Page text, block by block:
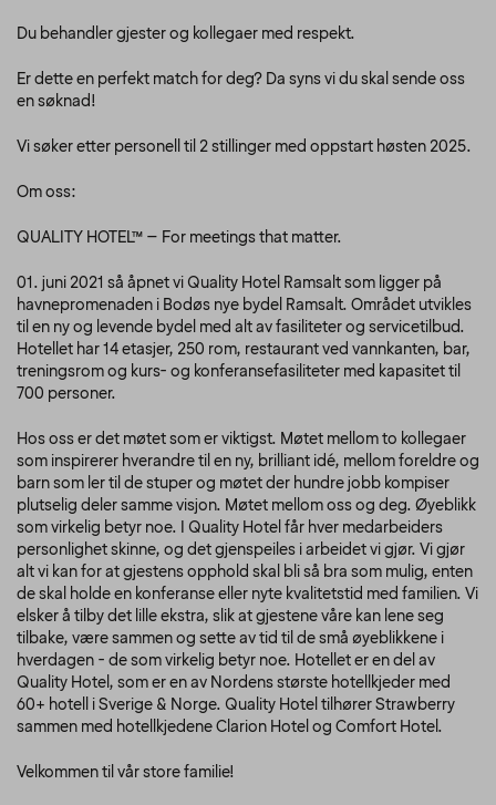
Du behandler gjester og kollegaer med respekt.
Er dette en perfekt match for deg? Da syns vi du skal sende oss
en søknad!
Vi søker etter personell til 2 stillinger med oppstart høsten 2025.
Om oss:
QUALITY HOTEL™ – For meetings that matter.
01. juni 2021 så åpnet vi Quality Hotel Ramsalt som ligger på
havnepromenaden i Bodøs nye bydel Ramsalt. Området utvikles
til en ny og levende bydel med alt av fasiliteter og servicetilbud.
Hotellet har 14 etasjer, 250 rom, restaurant ved vannkanten, bar,
treningsrom og kurs- og konferansefasiliteter med kapasitet til
700 personer.
Hos oss er det møtet som er viktigst. Møtet mellom to kollegaer
som inspirerer hverandre til en ny, brilliant idé, mellom foreldre og
barn som ler til de stuper og møtet der hundre jobb kompiser
plutselig deler samme visjon. Møtet mellom oss og deg. Øyeblikk
som virkelig betyr noe. I Quality Hotel får hver medarbeiders
personlighet skinne, og det gjenspeiles i arbeidet vi gjør. Vi gjør
alt vi kan for at gjestens opphold skal bli så bra som mulig, enten
de skal holde en konferanse eller nyte kvalitetstid med familien. Vi
elsker å tilby det lille ekstra, slik at gjestene våre kan lene seg
tilbake, være sammen og sette av tid til de små øyeblikkene i
hverdagen - de som virkelig betyr noe. Hotellet er en del av
Quality Hotel, som er en av Nordens største hotellkjeder med
60+ hotell i Sverige & Norge. Quality Hotel tilhører Strawberry
sammen med hotellkjedene Clarion Hotel og Comfort Hotel.
Velkommen til vår store familie!